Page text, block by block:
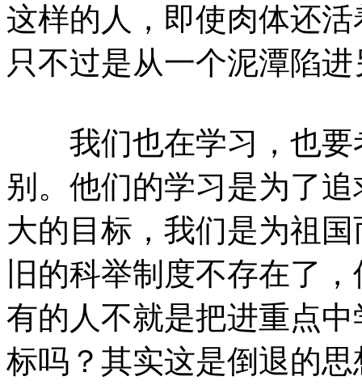
这样的人，即使肉体还
只不过是从一个泥潭陷
我们也在学习，也要
别。他们的学习是为了
大的目标，我们是为祖
旧的科举制度不存在了
有的人不就是把进重点
标吗？其实这是倒退的